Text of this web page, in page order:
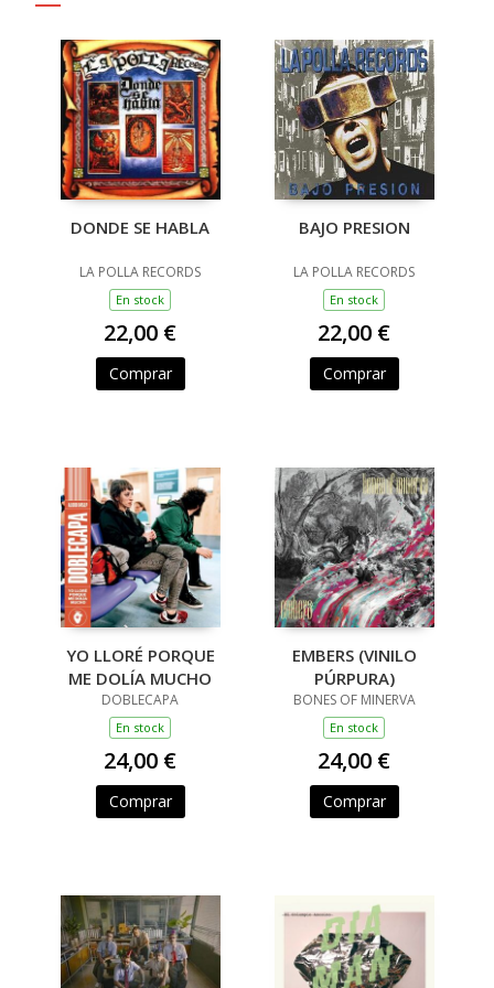
DONDE SE HABLA
LA POLLA RECORDS
En stock
22,00 €
Comprar
BAJO PRESION
LA POLLA RECORDS
En stock
22,00 €
Comprar
YO LLORÉ PORQUE
ME DOLÍA MUCHO
DOBLECAPA
En stock
24,00 €
Comprar
EMBERS (VINILO
PÚRPURA)
BONES OF MINERVA
En stock
24,00 €
Comprar